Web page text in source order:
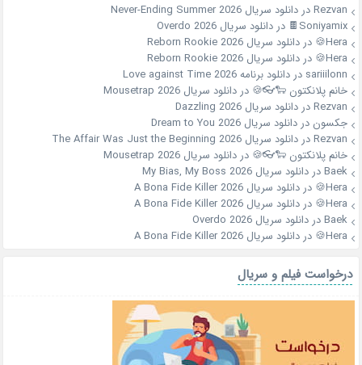
Rezvanدردانلود سریال Never-Ending Summer 2026
Soniyamix🍫
دردانلود سریال Overdo 2026
Hera🍪
دردانلود سریال Reborn Rookie 2026
Hera🍪
دردانلود سریال Reborn Rookie 2026
sariiilonn دردانلود برنامه Love against Time 2026
خانم پلانکتون 🐑👓🍪 دردانلود سریال Mousetrap 2026
Rezvanدردانلود سریال Dazzling 2026
جکسون دردانلود سریال Dream to You 2026
Rezvanدردانلود سریال The Affair Was Just the Beginning 2026
خانم پلانکتون 🐑👓🍪 دردانلود سریال Mousetrap 2026
Baekدردانلود سریال My Bias, My Boss 2026
Hera🍪
دردانلود سریال A Bona Fide Killer 2026
Hera🍪
دردانلود سریال A Bona Fide Killer 2026
Baekدردانلود سریال Overdo 2026
Hera🍪
دردانلود سریال A Bona Fide Killer 2026
درخواست فیلم و سریال